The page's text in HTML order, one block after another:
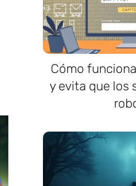
Cómo
y evita que los